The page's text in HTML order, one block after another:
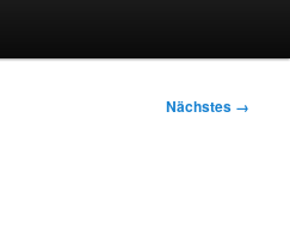
Nächstes →